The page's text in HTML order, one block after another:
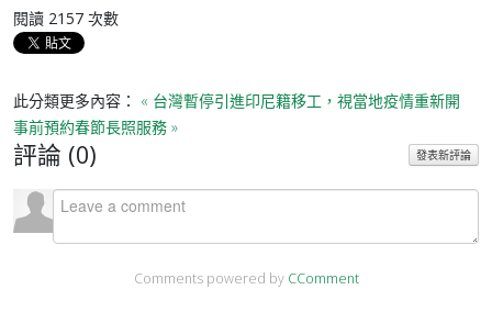
閱讀 2157 次數
此分類更多內容： « 台灣暫停引進印尼籍移工，視當地疫情重新開
事前預約春節長照服務 »
評論 (0) 發表新評論
Comments powered by CComment